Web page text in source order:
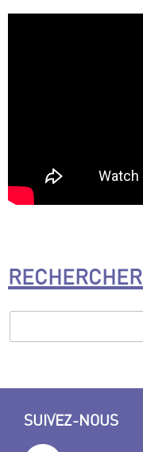
RECHERCHER
SUIVEZ-NOUS